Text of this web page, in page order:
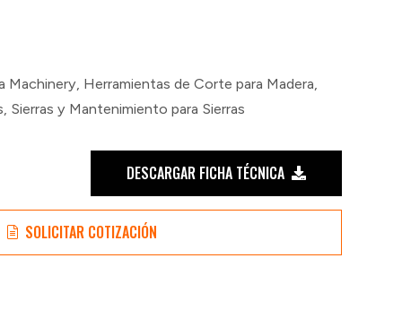
Machinery, Herramientas de Corte para Madera,
, Sierras y Mantenimiento para Sierras
DESCARGAR FICHA TÉCNICA
SOLICITAR COTIZACIÓN